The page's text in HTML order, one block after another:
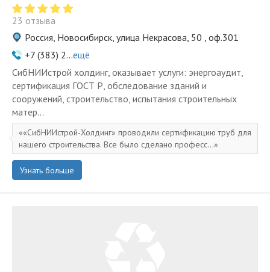
23 отзыва
Россия, Новосибирск, улица Некрасова, 50 , оф.301
+7 (383) 2...ещё
СибНИИстрой холдинг, оказывает услуги: энергоаудит,
сертификация ГОСТ Р, обследование зданий и
сооружений, строительство, испытания строительных
матер...
«СибНИИстрой-Холдинг» проводили сертификацию труб для
нашего строительства. Все было сделано професс...
Узнать больше